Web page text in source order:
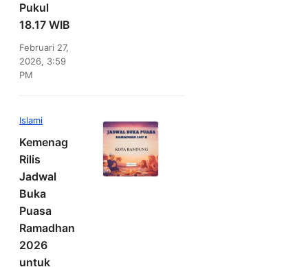
Pukul
18.17 WIB
Februari 27,
2026, 3:59
PM
Islami
Kemenag
Rilis
Jadwal
Buka
Puasa
Ramadhan
2026
untuk